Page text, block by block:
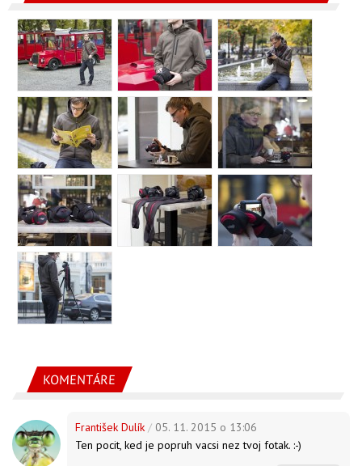
KOMENTÁRE
František Dulík / 05. 11. 2015 o 13:06
Ten pocit, ked je popruh vacsi nez tvoj fotak. :-)